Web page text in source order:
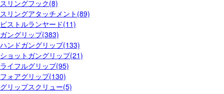
スリングフック(8)
スリングアタッチメント(89)
ピストルランヤード(11)
ガングリップ(383)
ハンドガングリップ(133)
ショットガングリップ(21)
ライフルグリップ(95)
フォアグリップ(130)
グリップスクリュー(5)